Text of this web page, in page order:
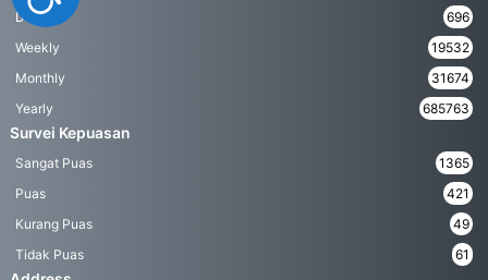
Daily
696
Weekly
19532
Monthly
31674
Yearly
685763
Survei Kepuasan
Sangat Puas
1365
Puas
421
Kurang Puas
49
Tidak Puas
61